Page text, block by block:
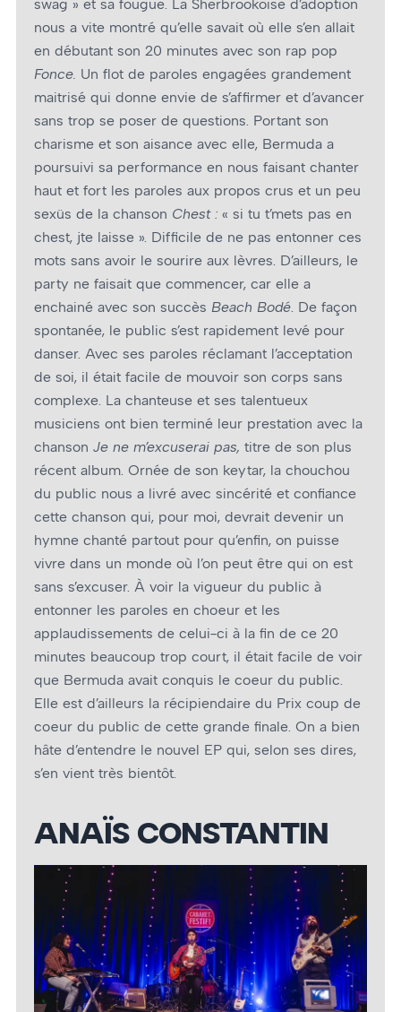
swag » et sa fougue. La Sherbrookoise d’adoption
nous a vite montré qu’elle savait où elle s’en allait
en débutant son 20 minutes avec son rap pop
Fonce. Un flot de paroles engagées grandement
maitrisé qui donne envie de s’affirmer et d’avancer
sans trop se poser de questions. Portant son
charisme et son aisance avec elle, Bermuda a
poursuivi sa performance en nous faisant chanter
haut et fort les paroles aux propos crus et un peu
sexüs de la chanson Chest : « si tu t’mets pas en
chest, jte laisse ». Difficile de ne pas entonner ces
mots sans avoir le sourire aux lèvres. D’ailleurs, le
party ne faisait que commencer, car elle a
enchainé avec son succès Beach Bodé. De façon
spontanée, le public s’est rapidement levé pour
danser. Avec ses paroles réclamant l’acceptation
de soi, il était facile de mouvoir son corps sans
complexe. La chanteuse et ses talentueux
musiciens ont bien terminé leur prestation avec la
chanson Je ne m’excuserai pas, titre de son plus
récent album. Ornée de son keytar, la chouchou
du public nous a livré avec sincérité et confiance
cette chanson qui, pour moi, devrait devenir un
hymne chanté partout pour qu’enfin, on puisse
vivre dans un monde où l’on peut être qui on est
sans s’excuser. À voir la vigueur du public à
entonner les paroles en chœur et les
applaudissements de celui-ci à la fin de ce 20
minutes beaucoup trop court, il était facile de voir
que Bermuda avait conquis le cœur du public.
Elle est d’ailleurs la récipiendaire du Prix coup de
cœur du public de cette grande finale. On a bien
hâte d’entendre le nouvel EP qui, selon ses dires,
s’en vient très bientôt.
ANAÏS CONSTANTIN